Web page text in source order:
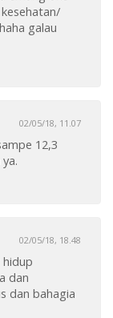
galau
02/05/18, 11.07
12,3
02/05/18, 18.48
hidup
dan
dan bahagia